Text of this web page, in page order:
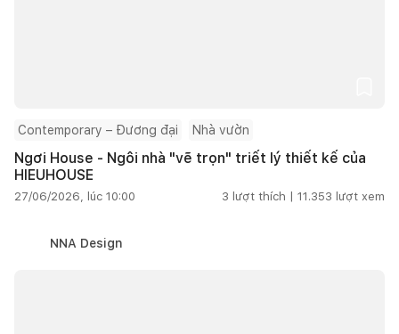
Contemporary – Đương đại Nhà vườn
Ngơi House - Ngôi nhà "vẽ trọn" triết lý thiết kế của
HIEUHOUSE
27/06/2026, lúc 10:00 3 lượt thích | 11.353 lượt xem
NNA Design